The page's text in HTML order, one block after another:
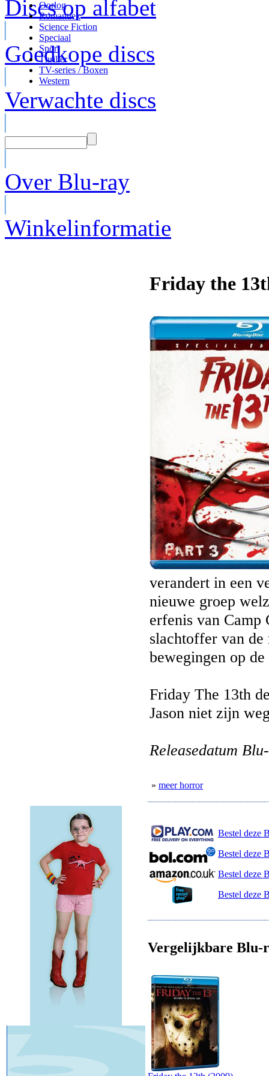
Discs op alfabet
Goedkope discs
Verwachte discs
Over Blu-ray
Winkelinformatie
Oorlog
Romantiek
Science Fiction
Speciaal
Sport
Thriller
TV-series / Boxen
Western
Friday the
verandert in een
nieuwe groep
erfenis van Camp
slachtoffer van de
bewegingen op
Friday The 13th
Jason niet zijn
Releasedatum
» meer horror
Bestel deze
Bestel deze
Bestel deze
Bestel deze
Vergelijkbare Blu-